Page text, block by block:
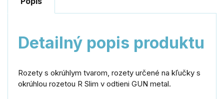
Detailný popis produktu
Rozety s okrúhlym tvarom, rozety určené na kľučky s
okrúhlou rozetou R Slim v odtieni GUN metal.